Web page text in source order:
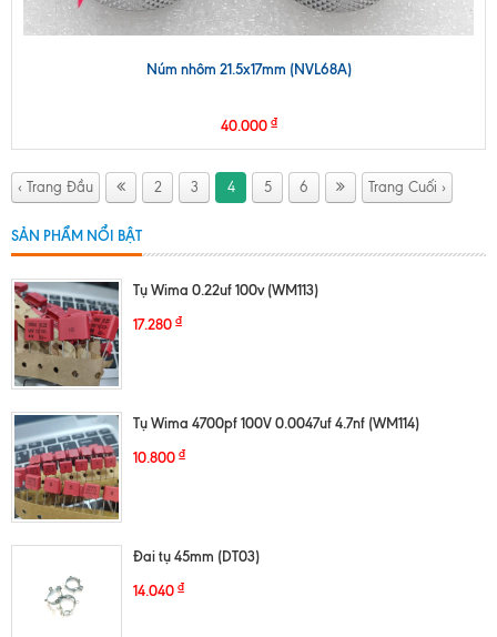
Núm nhôm 21.5x17mm (NVL68A)
40.000 ₫
‹ Trang Đầu 2 3 4 5 6 Trang Cuối ›
SẢN PHẨM NỔI BẬT
Tụ Wima 0.22uf 100v (WM113)
17.280 ₫
Tụ Wima 4700pf 100V 0.0047uf 4.7nf (WM114)
10.800 ₫
Đai tụ 45mm (DT03)
14.040 ₫